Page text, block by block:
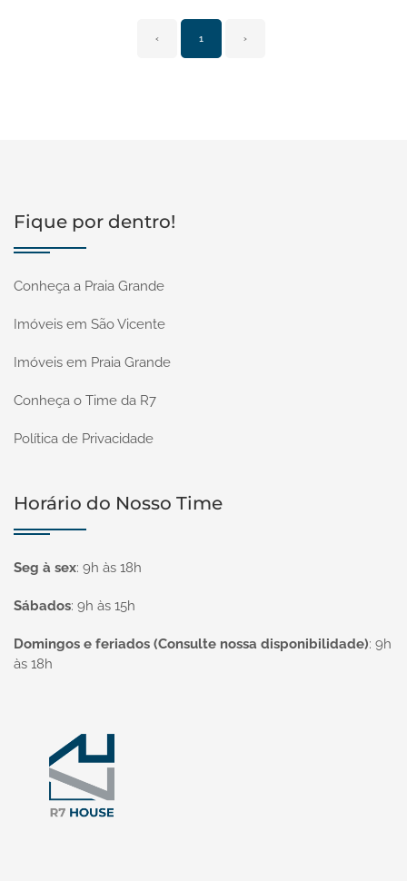
‹ 1 ›
Fique por dentro!
Conheça a Praia Grande
Imóveis em São Vicente
Imóveis em Praia Grande
Conheça o Time da R7
Política de Privacidade
Horário do Nosso Time
Seg à sex: 9h às 18h
Sábados: 9h às 15h
Domingos e feriados (Consulte nossa disponibilidade): 9h
às 18h